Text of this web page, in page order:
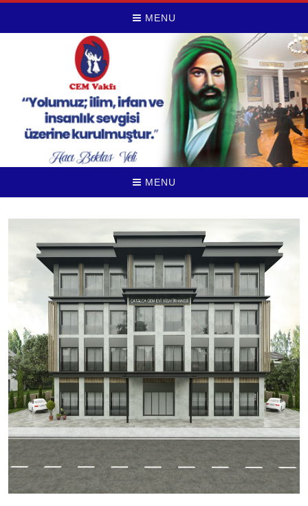
MENU
MENU